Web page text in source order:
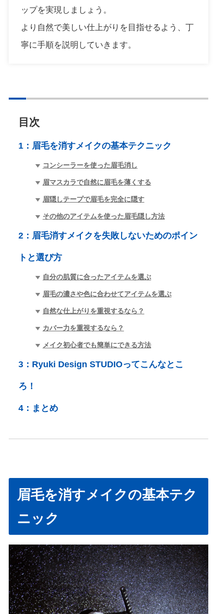
ップを実現しましょう。
より自然で美しい仕上がりを目指せるよう、丁
寧に手順を説明していきます。
目次
1： 眉毛を消すメイクの基本テクニック
コンシーラーを使った眉毛消し
眉マスカラで自然に眉毛を薄くする
眉隠しテープで眉毛を完全に隠す
その他のアイテムを使った眉毛隠し方法
2： 眉毛消すメイクを失敗しないためのポイン
トと選び方
自分の肌質に合ったアイテムを選ぶ
眉毛の濃さや色に合わせてアイテムを選ぶ
自然な仕上がりを重視するなら？
カバー力を重視するなら？
メイク初心者でも簡単にできる方法
3： Ryuki Design STUDIOってこんなとこ
ろ！
4： まとめ
眉毛を消すメイクの基本テク
ニック